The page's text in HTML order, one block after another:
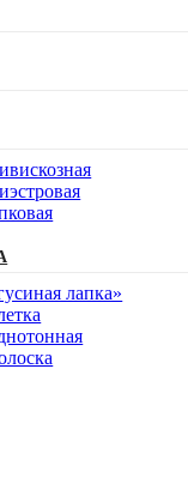
лапка»